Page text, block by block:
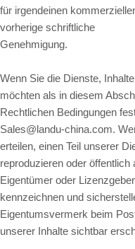
für irgendeinen
vorherige schriftliche
Genehmigung.
Wenn Sie die Dienste,
möchten als in diesem
Rechtlichen Bedingungen
Sales@landu-china.com.
erteilen, einen Teil unserer
reproduzieren oder
Eigentümer oder
kennzeichnen und
Eigentumsvermerk beim
unserer Inhalte sichtbar